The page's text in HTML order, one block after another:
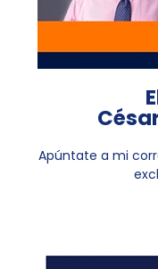
Apúntate a mi